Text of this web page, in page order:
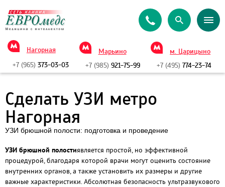
Нагорная
+7 (965) 373-03-03
Марьино
+7 (985)921-75-99
м. Царицыно
+7 (495) 774-23-74
Сделать УЗИ метро
Нагорная
УЗИ брюшной полости: подготовка и проведение
УЗИ брюшной полостиявляется простой, но эффективной
процедурой, благодаря которой врачи могут оценить состояние
внутренних органов, а также установить их размеры и другие
важные характеристики. Абсолютная безопасность ультразвукового